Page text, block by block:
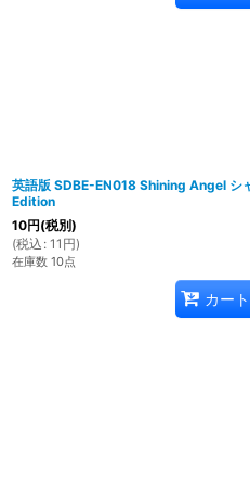
英語版 SDBE-EN018 Shining Angel シ
Edition
10円(税別)
(税込 : 11 円)
在庫数 10点
カー